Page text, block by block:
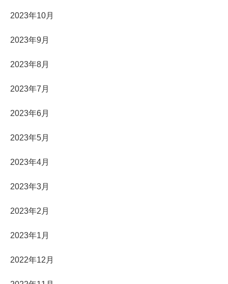
2023年10月
2023年9月
2023年8月
2023年7月
2023年6月
2023年5月
2023年4月
2023年3月
2023年2月
2023年1月
2022年12月